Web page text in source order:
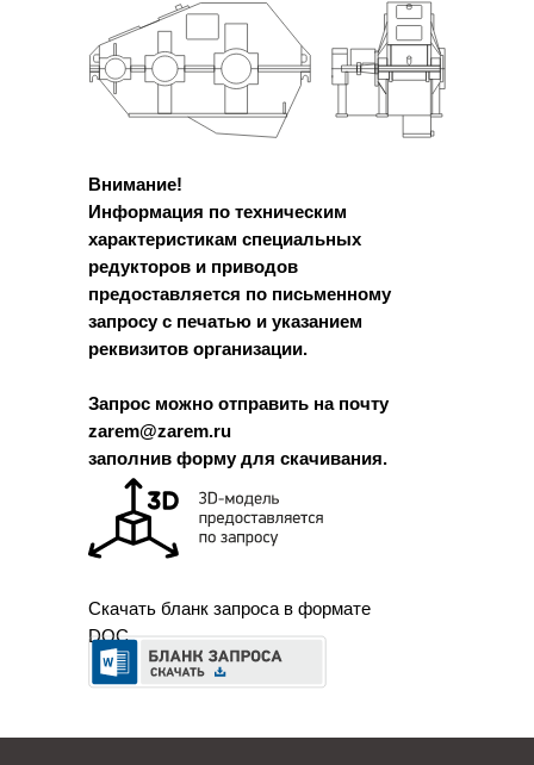
Внимание!
Информация по техническим
характеристикам специальных
редукторов и приводов
предоставляется по письменному
запросу с печатью и указанием
реквизитов организации.
Запрос можно отправить на почту
zarem@zarem.ru
заполнив форму для скачивания.
Скачать бланк запроса в формате
DOC